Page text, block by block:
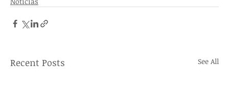
Recent Posts See All